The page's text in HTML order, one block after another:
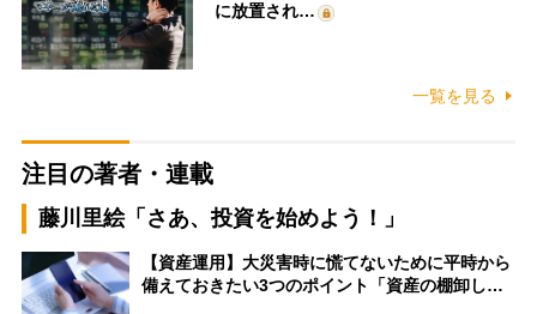
に放置され…
一覧を見る
注目の著者・連載
藤川里絵「さあ、投資を始めよう！」
【資産運用】大災害時に慌てないために平時から
備えておきたい3つのポイント「資産の棚卸し…